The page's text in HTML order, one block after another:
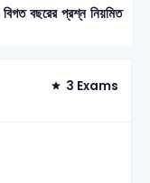
বিগত বছরের প্রশ্ন নিয়মিত
3 Exams